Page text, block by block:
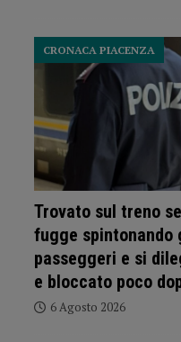
Trovato sul treno
fugge spintonando
passeggeri e si
e bloccato poco
CRONACA PIACENZA
6 Agosto 2026